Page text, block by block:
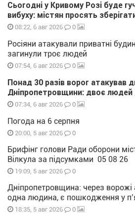
Сьогодні у Кривому Розі буде
вибуху: містян просять
08:22, 6 авг 2026 0
Росіяни атакували приватні
загинули троє людей
07:54, 6 авг 2026 0
Понад 30 разів ворог атакував
Дніпропетровщини: двоє людей
07:34, 6 авг 2026 0
Погода на 6 серпня
20:00, 5 авг 2026 0
Брифінг голови Ради оборони
Вілкула за підсумками 05 08 26
19:09, 5 авг 2026 0
Дніпропетровщина: через
одна людина, є пошкодження у
18:35, 5 авг 2026 0